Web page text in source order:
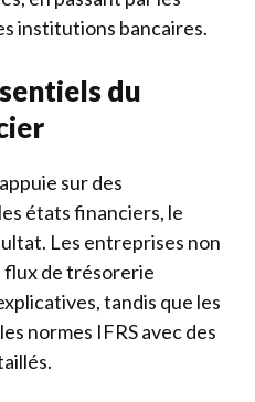
institutions bancaires.
du
sur des
états financiers, le
Les entreprises non
de trésorerie
tandis que les
normes IFRS avec des